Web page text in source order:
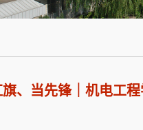
、当先锋｜机电工程